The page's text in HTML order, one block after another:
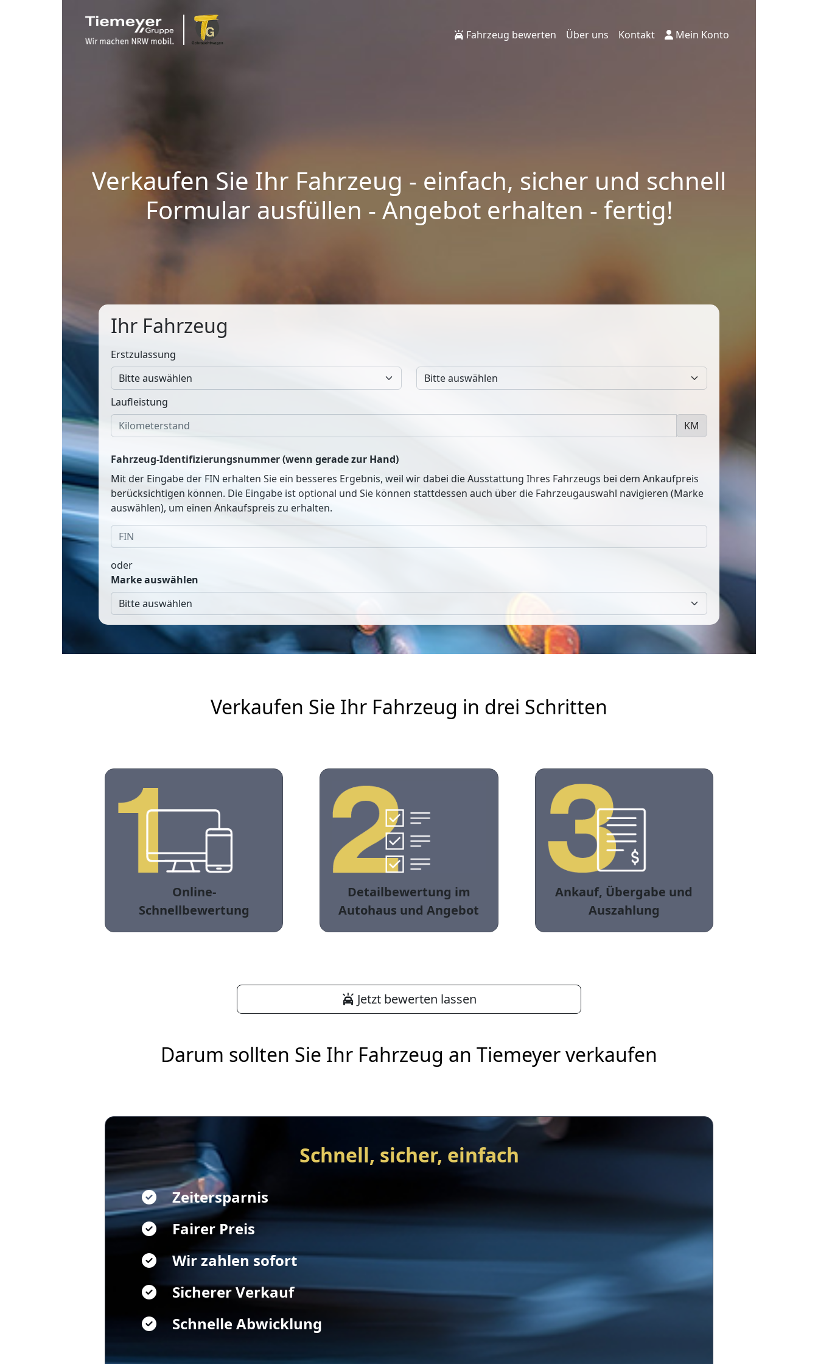
Fahrzeug bewerten Über uns Kontakt Mein Konto
Verkaufen Sie Ihr Fahrzeug - einfach, sicher und schnell
Formular ausfüllen - Angebot erhalten - fertig!
Ihr Fahrzeug
Erstzulassung
Laufleistung
KM
Fahrzeug-Identifizierungsnummer (wenn gerade zur Hand)
Mit der Eingabe der FIN erhalten Sie ein besseres Ergebnis, weil wir dabei die Ausstattung Ihres Fahrzeugs bei dem Ankaufpreis
berücksichtigen können. Die Eingabe ist optional und Sie können stattdessen auch über die Fahrzeugauswahl navigieren (Marke
auswählen), um einen Ankaufspreis zu erhalten.
oder
Marke auswählen
Verkaufen Sie Ihr Fahrzeug in drei Schritten
Online-
Schnellbewertung
Detailbewertung im
Autohaus und Angebot
Ankauf, Übergabe und
Auszahlung
Jetzt bewerten lassen
Darum sollten Sie Ihr Fahrzeug an Tiemeyer verkaufen
Schnell, sicher, einfach
Zeitersparnis
Fairer Preis
Wir zahlen sofort
Sicherer Verkauf
Schnelle Abwicklung